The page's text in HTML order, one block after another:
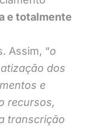
e totalmente
Assim, “o
dos
e
recursos,
transcrição